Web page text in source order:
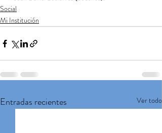
Social
Mi Institución
Entradas recientes Ver todo